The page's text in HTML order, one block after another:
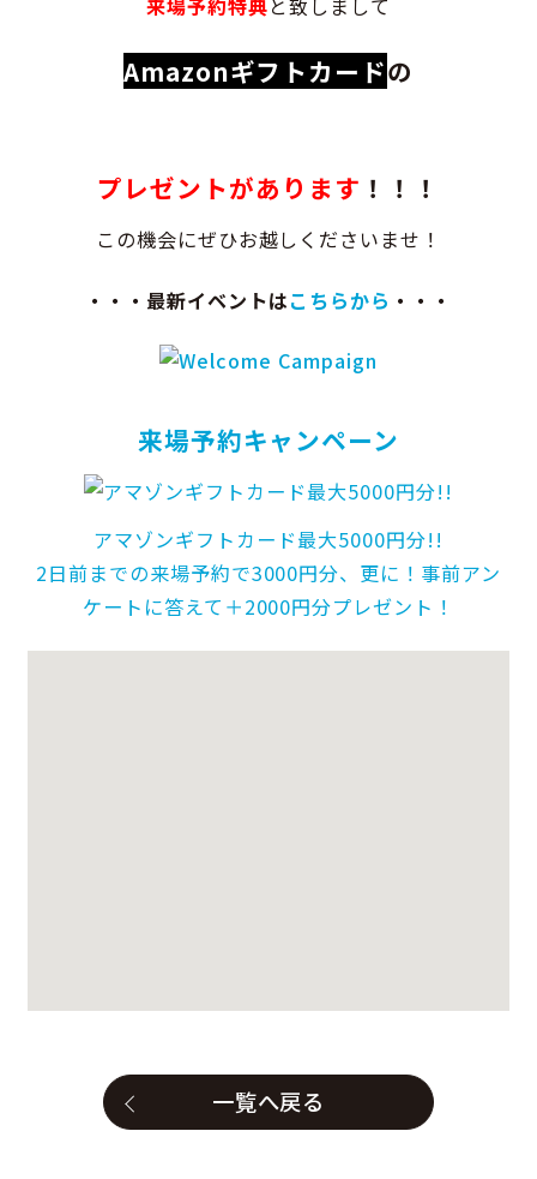
Amazonギフトカードの
プレゼントがあります ！！！
この機会にぜひお越しくださいませ！
・・・最新イベントはこちらから ・・・
来場予約キャンペーン
アマゾンギフトカード最大5000円分!!
2日前までの来場予約で3000円分、更に！事前アン
ケートに答えて＋2000円分プレゼント！
一覧へ戻る